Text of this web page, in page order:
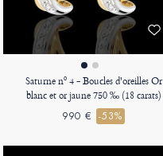
Saturne nº 4 - Boucles d'oreilles Or
blanc et or jaune 750 ‰ (18 carats)
990 € -53%